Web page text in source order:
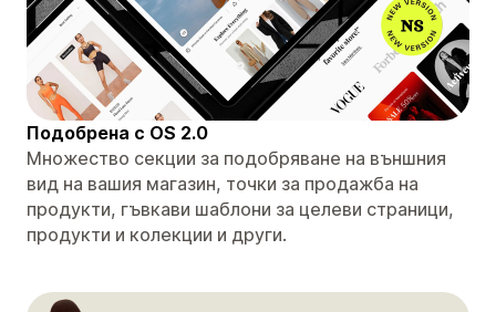
Подобрена с OS 2.0
Множество секции за подобряване на външния
вид на вашия магазин, точки за продажба на
продукти, гъвкави шаблони за целеви страници,
продукти и колекции и други.